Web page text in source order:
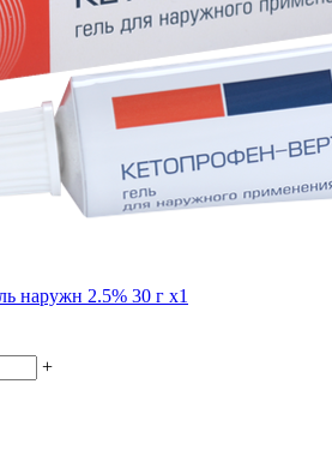
наружн 2.5% 30 г x1
+